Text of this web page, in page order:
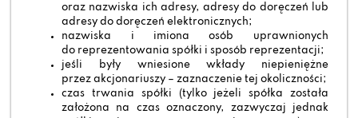
oraz nazwiska ich adresy, adresy do doręczeń lub
adresy do doręczeń elektronicznych;
nazwiska i imiona osób uprawnionych
do reprezentowania spółki i sposób reprezentacji;
jeśli były wniesione wkłady niepieniężne
przez akcjonariuszy – zaznaczenie tej okoliczności;
czas trwania spółki (tylko jeżeli spółka została
założona na czas oznaczony, zazwyczaj jednak